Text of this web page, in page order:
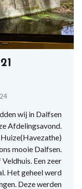
wij in Dalfsen
Afdelingsavond.
mooie Dalfsen.
Een zeer
Het geheel werd
Deze werden